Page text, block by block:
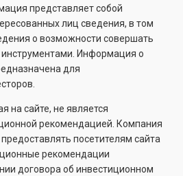
представляет собой
лиц сведения, в том
о возможности совершать
Информация о
для
на сайте, не является
рекомендацией. Компания
посетителям сайта
рекомендации
договора об инвестиционном